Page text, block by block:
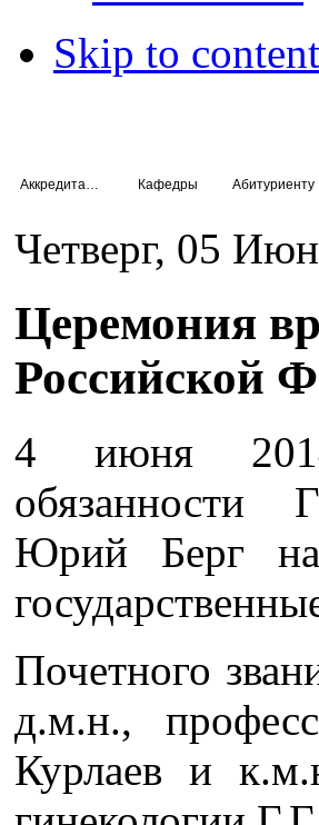
Skip to content
Кафедры Абитуриенту
Четверг, 05
Церемония
Российской
4 июня
обязанности
Юрий Берг на
Почетного
д.м.н.,
Курлаев и